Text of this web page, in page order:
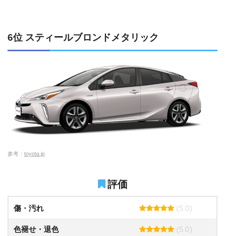
6位 スティールブロンドメタリック
参考： toyota.jp
評価
傷・汚れ (5.0)
色褪せ・退色 (5.0)